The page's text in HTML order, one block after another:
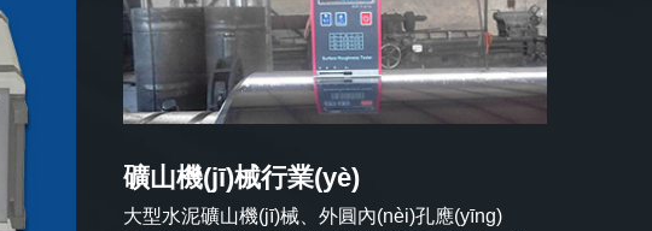
礦山機(jī)械行業(yè)
大型水泥礦山機(jī)械、外圓內(nèi)孔應(yīng)